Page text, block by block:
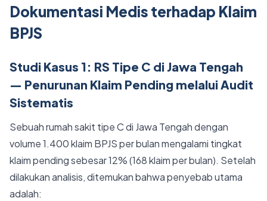
Dokumentasi Medis terhadap Klaim
BPJS
Studi Kasus 1: RS Tipe C di Jawa Tengah
— Penurunan Klaim Pending melalui Audit
Sistematis
Sebuah rumah sakit tipe C di Jawa Tengah dengan
volume 1.400 klaim BPJS per bulan mengalami tingkat
klaim pending sebesar 12% (168 klaim per bulan). Setelah
dilakukan analisis, ditemukan bahwa penyebab utama
adalah: